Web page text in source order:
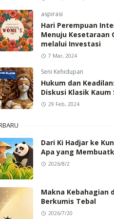
aspirasi
Hari Perempuan
Menuju Kesetaraan
melalui Investasi
7 Mar, 2024
Seni Kehidupan
Hukum dan
Diskusi Klasik Kaum
29 Feb, 2024
Dari Ki Hadjar ke
Apa yang
2026/8/2
Makna Kebahagian
Berkumis Tebal
2026/7/20